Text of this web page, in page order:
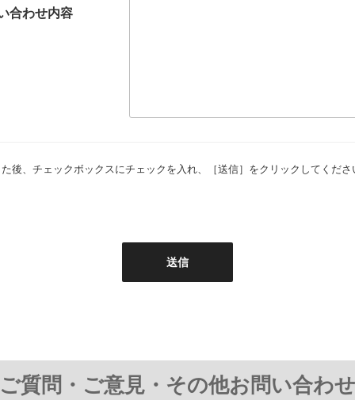
合わせ内容
後、チェックボックスにチェックを入れ、［送信］をクリックしてくださ
ご質問・ご意見・その他お問い合わせ